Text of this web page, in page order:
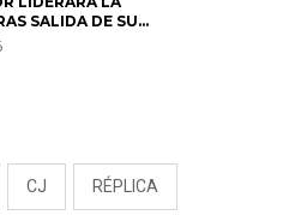
SALIDA DE SU
CON
CJ RÉPLICA